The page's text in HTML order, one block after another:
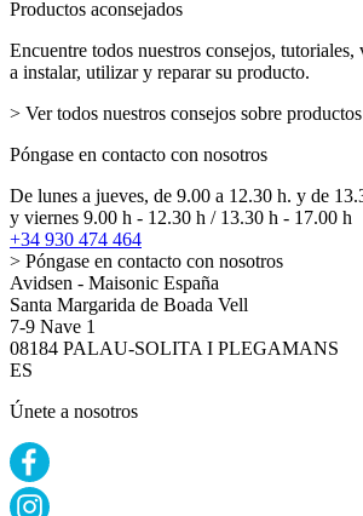
Productos aconsejados
Encuentre todos nuestros consejos,
a instalar, utilizar y reparar su producto.
> Ver todos nuestros consejos sobre productos
Póngase en contacto con nosotros
De lunes a jueves, de 9.00 a 12.30 h. y de
y viernes 9.00 h - 12.30 h / 13.30 h - 17.00 h
+34 930 474 464
> Póngase en contacto con nosotros
Avidsen - Maisonic España
Santa Margarida de Boada Vell
7-9 Nave 1
08184 PALAU-SOLITA I PLEGAMANS
ES
Únete a nosotros